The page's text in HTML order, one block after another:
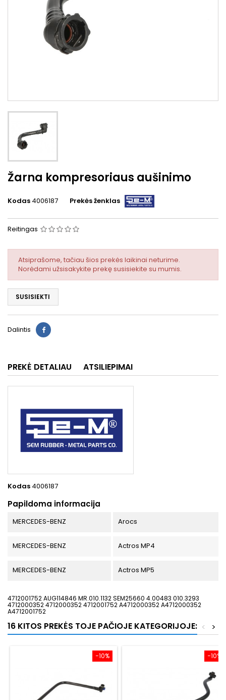
Žarna kompresoriaus aušinimo
Kodas 4006187 Prekės ženklas
Reitingas
Atsiprašome, tačiau šios prekės laikinai neturime.
Norėdami užsisakykite prekę susisiekite su mumis.
SUSISIEKTI
Dalintis
PREKĖ DETALIAU ATSILIEPIMAI
Kodas 4006187
Papildoma informacija
MERCEDES-BENZ Arocs
MERCEDES-BENZ Actros MP4
MERCEDES-BENZ Actros MP5
4712001752 AUG114846 MR.010.1132 SEM25660 4.00483 010.3293
4712000352 4712000352 4712001752 A4712000352 A4712000352
A4712001752
16 KITOS PREKĖS TOJE PAČIOJE KATEGORIJOJE: >
<
−10% −10%